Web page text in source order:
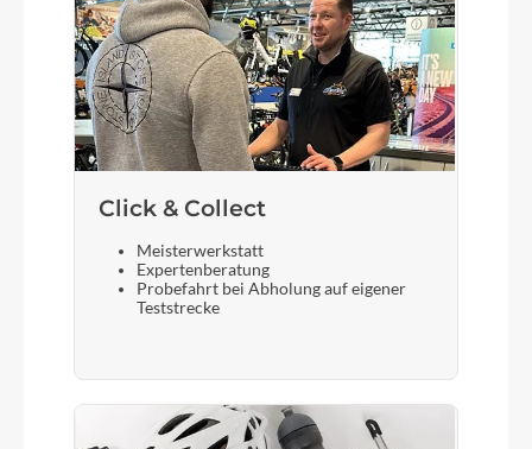
Steuersatz
Acros AZX-274, ZS56/28,6/ZS66/46
Selle Royal SRX
Gabel
RockShox Lyrik Select RC, 1.8 Steerer, 150 mm
Display
Bosch Mini Remote und System Controller
Click & Collect
Meisterwerkstatt
Expertenberatung
Probefahrt bei Abholung auf eigener
Teststrecke